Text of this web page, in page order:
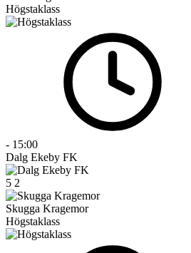
Högstaklass
- 15:00
Dalg Ekeby FK
5 2
Skugga Kragemor
Högstaklass